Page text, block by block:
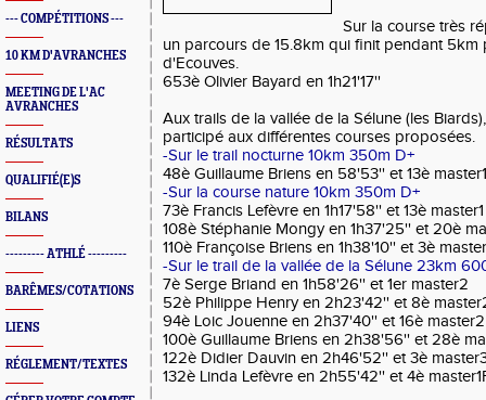
--- COMPÉTITIONS ---
10 KM D'AVRANCHES
MEETING DE L'AC
AVRANCHES
RÉSULTATS
QUALIFIÉ(E)S
BILANS
--------- ATHLÉ ---------
BARÊMES/COTATIONS
LIENS
RÉGLEMENT/TEXTES
Sur la course très
un parcours de 15.8km qui finit pendant 5km
d'Ecouves.
653è Olivier Bayard en 1h21'17''
Aux trails de la vallée de la Sélune (les
participé aux différentes courses proposées.
-Sur le trail nocturne 10km 350m D+
48è Guillaume Briens en 58'53'' et 13è master1
-Sur la course nature 10km 350m D+
73è Francis Lefèvre en 1h17'58'' et 13è master1
108è Stéphanie Mongy en 1h37'25'' et 20è
110è Françoise Briens en 1h38'10'' et 3è
-Sur le trail de la vallée de la Sélune 23km
7è Serge Briand en 1h58'26'' et 1er master2
52è Philippe Henry en 2h23'42'' et 8è
94è Loic Jouenne en 2h37'40'' et 16è master2
100è Guillaume Briens en 2h38'56'' et 28è
122è Didier Dauvin en 2h46'52'' et 3è
132è Linda Lefèvre en 2h55'42'' et 4è